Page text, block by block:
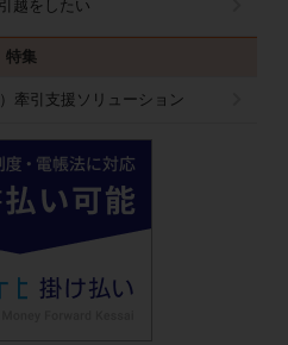
越をしたい
特集
牽引支援ソリューション